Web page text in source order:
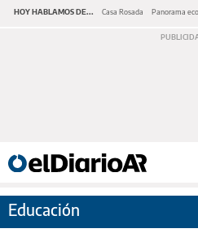
HOY HABLAMOS DE... Casa Rosada Panorama
Educación